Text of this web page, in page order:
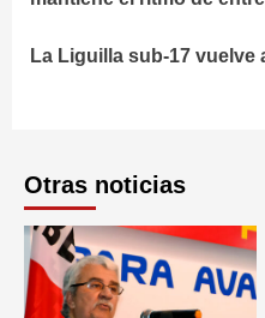
La Liguilla sub-17 vuelve
Otras noticias